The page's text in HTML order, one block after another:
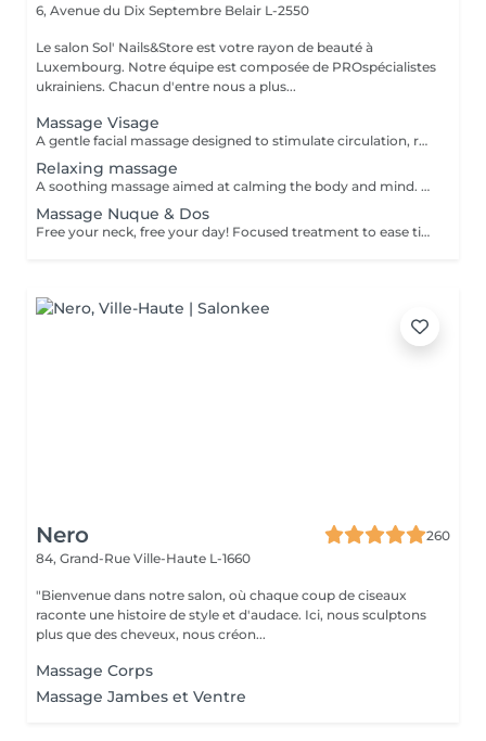
6, Avenue du Dix Septembre Belair L-2550
Le salon Sol' Nails&Store est votre rayon de beauté à
Luxembourg. Notre équipe est composée de PROspécialistes
ukrainiens. Chacun d'entre nous a plus...
Massage Visage
A gentle facial massage designed to stimulate circulation, relax facial tension and enhance the natural glow of the skin. The treatment can help the face look fresher, more rested and more radiant. Result: relaxed facial features, improved skin freshness and a healthy glow. Recommended frequency: once a week or every 2 weeks.
Relaxing massage
A soothing massage aimed at calming the body and mind. Gentle, flowing movements help reduce stress, ease muscular tension and create a deep sense of relaxation. Result: improved well-being, reduced stress and a peaceful, rebalanced feeling. Recommended frequency: once a week or as often as needed for relaxation.
Massage Nuque & Dos
Free your neck, free your day! Focused treatment to ease tightness, tension headaches, and stiffness in the neck and shoulders. You work in the office, spending long hours at a desk or looking at screens. THIS MASSAGE IS FOR YOU! Restores movement and reduces pain.
Nero
260
84, Grand-Rue Ville-Haute L-1660
"Bienvenue dans notre salon, où chaque coup de ciseaux
raconte une histoire de style et d'audace. Ici, nous sculptons
plus que des cheveux, nous créon...
Massage Corps
Massage Jambes et Ventre